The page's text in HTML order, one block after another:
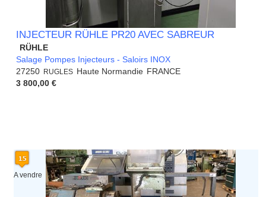
INJECTEUR RÜHLE PR20 AVEC SABREUR
RÜHLE
Salage Pompes Injecteurs - Saloirs INOX
27250 RUGLES Haute Normandie FRANCE
3 800,00 €
A vendre